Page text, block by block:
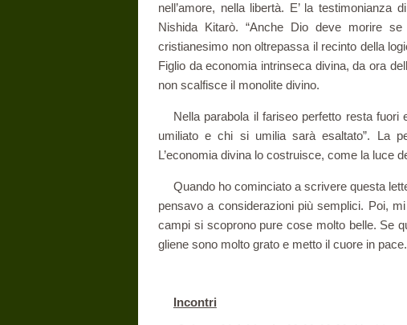
nell’amore, nella libertà. E’ la
Nishida Kitarò. “Anche Dio deve morire
cristianesimo non oltrepassa il recinto della
Figlio da economia intrinseca divina, da ora
non scalfisce il monolite divino.
Nella parabola il fariseo perfetto resta
umiliato e chi si umilia sarà esaltato”. La
L’economia divina lo costruisce, come la luce
Quando ho cominciato a scrivere questa
pensavo a considerazioni più semplici. Poi,
campi si scoprono pure cose molto belle. Se
gliene sono molto grato e metto il cuore in pace.
Incontri